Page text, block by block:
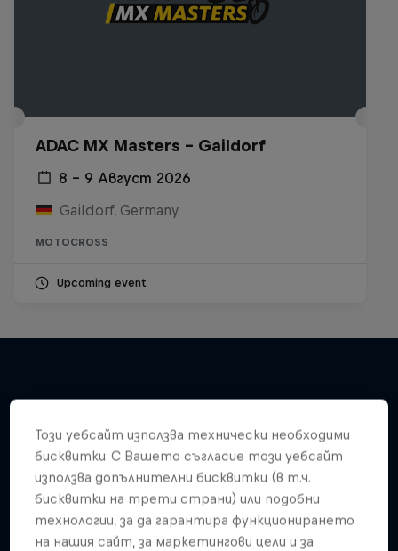
ADAC MX Masters – Gaildorf
8 – 9 Август 2026
Gaildorf, Germany
MOTOCROSS
Upcoming event
Този уебсайт използва технически необходими
бисквитки. С Вашето съгласие този уебсайт
използва допълнителни бисквитки (в т.ч.
бисквитки на трети страни) или подобни
технологии, за да гарантира функционирането
на нашия сайт, за маркетингови цели и за